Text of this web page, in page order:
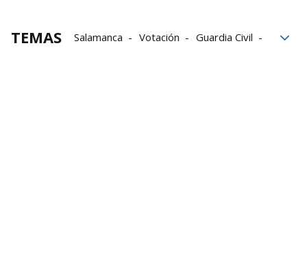
TEMAS Salamanca Votación
Guardia Civil